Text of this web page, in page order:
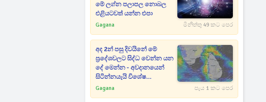
මේ ලග්න පලාපල නොබල
එළියටවත් යන්න එපා
Gagana මිනිත්තු 49 කට පෙර
අද 2න් පසු දිවයිනේ මේ
ප්‍රදේශවලට සිද්ධ වෙන්න යන
දේ මෙන්න - අවදානයෙන්
සිටින්නයැයි විශේෂ
නිවේදනයක්
Gagana පැය 1 කට පෙර